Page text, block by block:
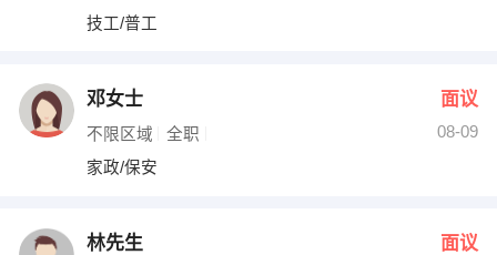
收银员
水电/机修
编辑
技工/普工
邓女士 面议
不限区域 全职
08-09
家政/保安
林先生 面议